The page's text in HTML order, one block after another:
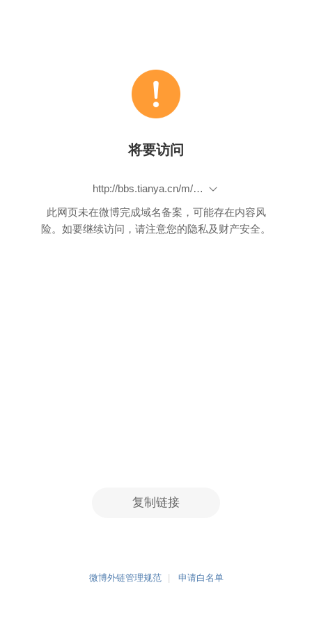
将要访问
http://bbs.tianya.cn/m/post-news-338785-1.shtml?f=i
此网页未在微博完成域名备案，可能存在内容风
险。如要继续访问，请注意您的隐私及财产安全。
复制链接
微博外链管理规范 申请白名单